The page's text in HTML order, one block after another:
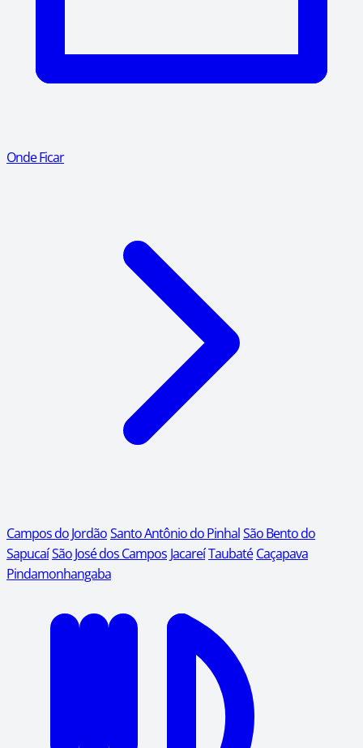
Onde Ficar
Campos do JordãoSanto Antônio do PinhalSão Bento do
SapucaíSão José dos Campos JacareíTaubaté Caçapava
Pindamonhangaba